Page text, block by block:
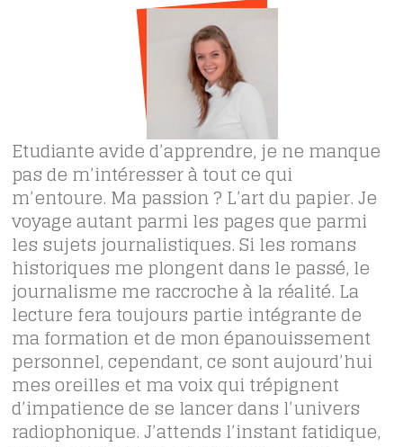
Etudiante avide d’apprendre, je ne manque
pas de m’intéresser à tout ce qui
m’entoure. Ma passion ? L’art du papier. Je
voyage autant parmi les pages que parmi
les sujets journalistiques. Si les romans
historiques me plongent dans le passé, le
journalisme me raccroche à la réalité. La
lecture fera toujours partie intégrante de
ma formation et de mon épanouissement
personnel, cependant, ce sont aujourd’hui
mes oreilles et ma voix qui trépignent
d’impatience de se lancer dans l’univers
radiophonique. J’attends l’instant fatidique,